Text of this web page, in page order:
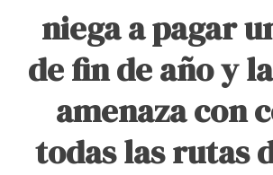
niega a pagar
de fin de año y
amenaza con
todas las rutas